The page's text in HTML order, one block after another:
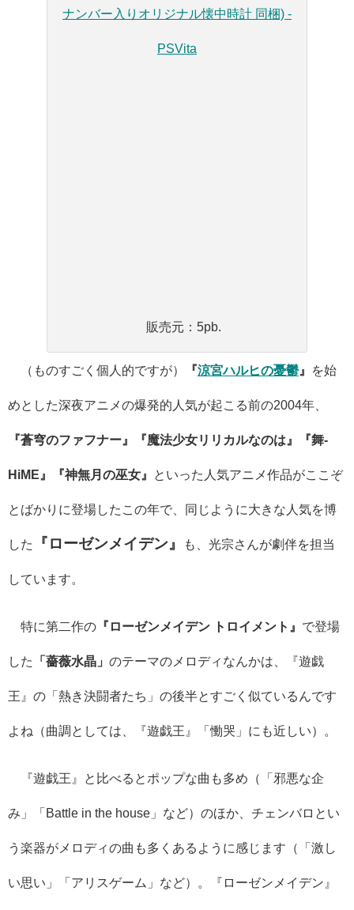
ナンバー入りオリジナル懐中時計 同梱) -
PSVita
販売元：5pb.
（ものすごく個人的ですが） 『涼宮ハルヒの憂鬱 』 を始
めとした深夜アニメの爆発的人気が起こる前の2004年、
『蒼穹のファフナー』『魔法少女リリカルなのは』『舞-
HiME』『神無月の巫女』 といった人気アニメ作品がここぞ
とばかりに登場したこの年で、同じように大きな人気を博
した 『ローゼンメイデン』 も、光宗さんが劇伴を担当
しています。
特に第二作の 『ローゼンメイデン トロイメント』 で登場
した 「薔薇水晶」 のテーマのメロディなんかは、『遊戯
王』の「熱き決闘者たち」の後半とすごく似ているんです
よね（曲調としては、『遊戯王』「慟哭」にも近しい）。
『遊戯王』と比べるとポップな曲も多め（「邪悪な企
み」「Battle in the house」など）のほか、チェンバロとい
う楽器がメロディの曲も多くあるように感じます（「激し
い思い」「アリスゲーム」など）。『ローゼンメイデン』